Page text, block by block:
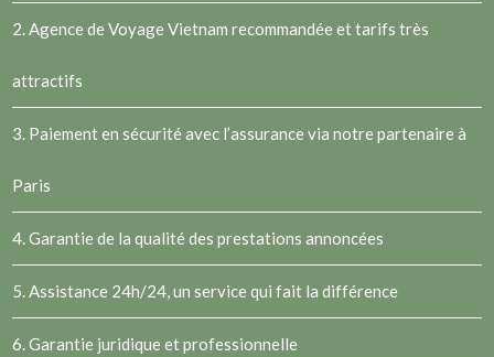
2.Agence de Voyage Vietnam recommandée et tarifs très
attractifs
3. Paiement en sécurité avec l’assurance via notre partenaire à
Paris
4. Garantie de la qualité des prestations annoncées
5. Assistance 24h/24, un service qui fait la différence
6. Garantie juridique et professionnelle